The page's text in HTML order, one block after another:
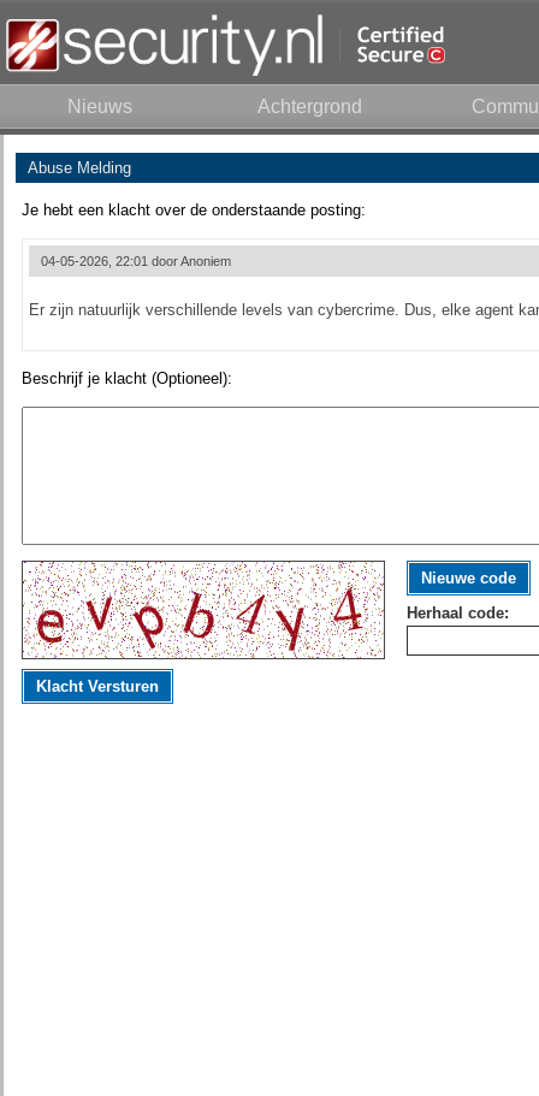
Nieuws Achtergrond
Abuse Melding
Je hebt een klacht over de onderstaande posting:
04-05-2026, 22:01 doorAnoniem
Er zijn natuurlijk verschillende levels van cybercrime. Dus, elke agent
Beschrijf je klacht (Optioneel):
Nieuwe code
Herhaal code:
Klacht Versturen